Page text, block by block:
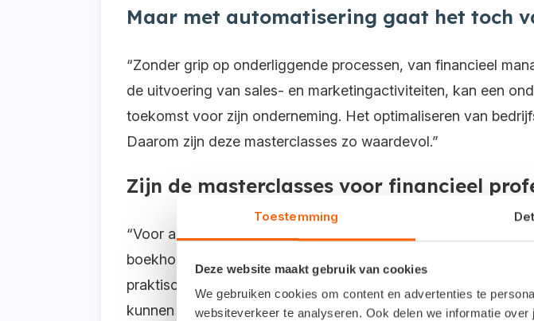
Toestemming
Deze website maakt gebruik van cookies
We gebruiken cookies om content en advertenties te
websiteverkeer te analyseren. Ook delen we informatie
Maar met automatisering gaat het toch
“Zonder grip op onderliggende processen, van financieel
de uitvoering van sales- en marketingactiviteiten, kan een
toekomst voor zijn onderneming. Het optimaliseren van
Daarom zijn deze masterclasses zo waardevol.”
Zijn de masterclasses voor financieel
“Voor allebei. Ondernemers helpen we concreet bij
boekhoudkundige aspecten. Voor boekhouders en
praktische toepassingen zoals kunstmatige intelligentie en
kunnen zij proactief advies geven en meerwaarde bieden